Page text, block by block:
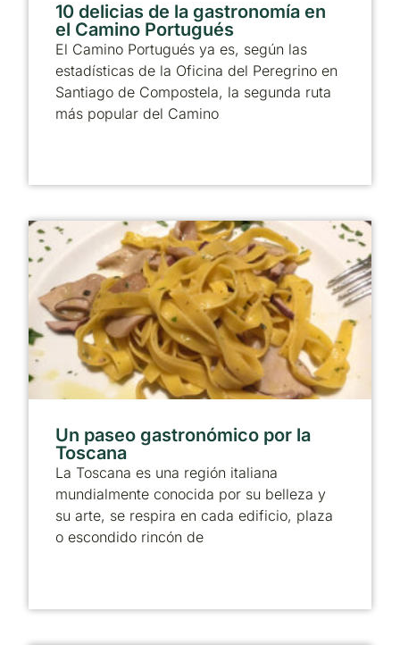
10 delicias de la gastronomía en
el Camino Portugués
El Camino Portugués ya es, según las
estadísticas de la Oficina del Peregrino en
Santiago de Compostela, la segunda ruta
más popular del Camino
Un paseo gastronómico por la
Toscana
La Toscana es una región italiana
mundialmente conocida por su belleza y
su arte, se respira en cada edificio, plaza
o escondido rincón de